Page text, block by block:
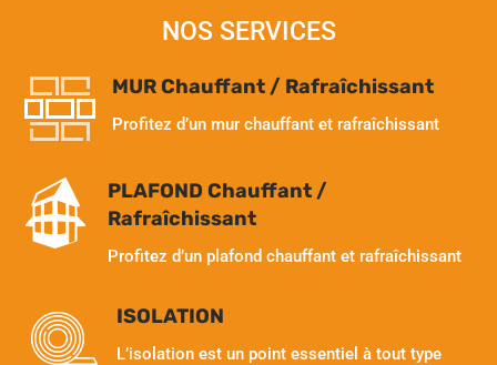
NOS SERVICES
MUR Chauffant / Rafraîchissant
Profitez d’un mur chauffant et rafraîchissant
PLAFOND Chauffant /
Rafraîchissant
Profitez d’un plafond chauffant et rafraîchissant
ISOLATION
L’isolation est un point essentiel à tout type